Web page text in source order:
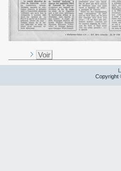
Voir
Copyright